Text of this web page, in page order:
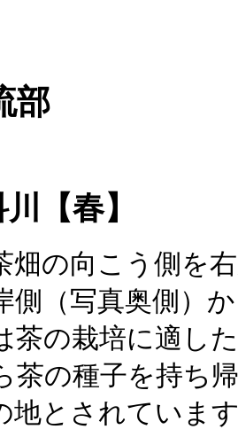
部
【春】
畑の向こう側を
側（写真奥側）
茶の栽培に適し
茶の種子を持ち
地とされていま